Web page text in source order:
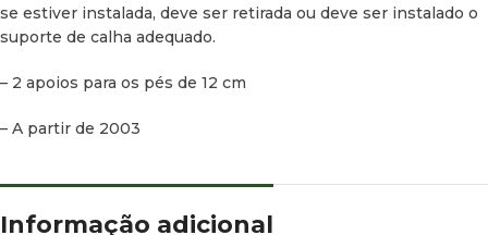
se estiver instalada, deve ser retirada ou deve ser instalado o
suporte de calha adequado.
– 2 apoios para os pés de 12 cm
– A partir de 2003
Informação adicional